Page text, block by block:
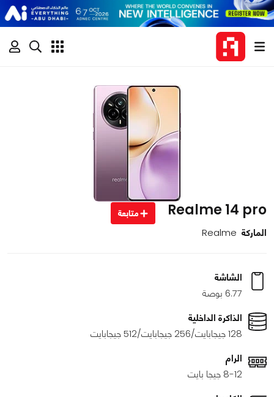
Realme 14 pro متابعة
الماركة Realme
الشاشة
6.77 بوصة
الذاكرة الداخلية
128 جيجابايت/256 جيجابايت/512 جيجابايت
الرام
8-12 جيجا بايت